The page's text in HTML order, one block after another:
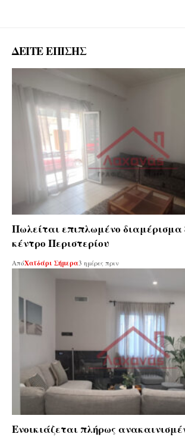
ΔΕΙΤΕ ΕΠΙΣΗΣ
Πωλείται επιπλωμένο διαμέρισμα
κέντρο Περιστερίου
ΑπόΧαϊδάρι Σήμερα3 ημέρες πριν
Ενοικιάζεται πλήρως